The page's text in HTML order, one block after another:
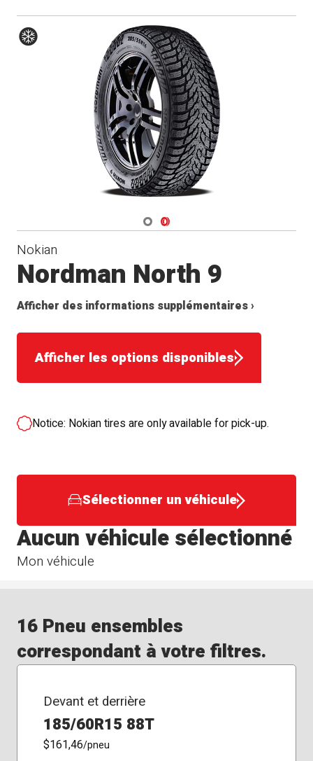
Navigate 1
Navigate 2
Nokian
Nordman North 9
Afficher des informations supplémentaires ›
Afficher les options disponibles
Notice: Nokian tires are only available for pick-up.
Sélectionner un véhicule
Mon véhicule
Aucun véhicule sélectionné
16 Pneu ensembles
correspondant à votre filtres.
Devant et derrière
185/60R15 88T
$161,46/pneu